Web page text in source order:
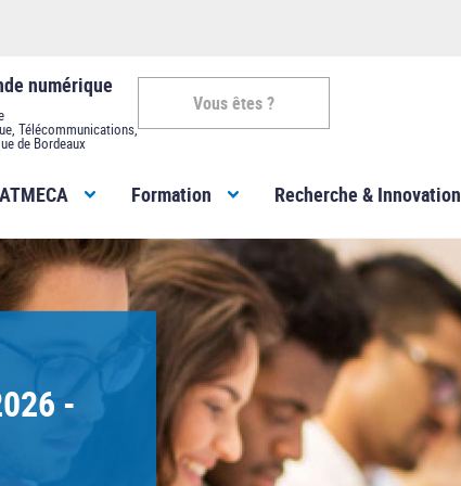
numérique
Télécommunications,
de Bordeaux
Vous êtes ?
êtes
-
ENSEIRB-
MATMECA
Formation Recherche & Innovation
à
la